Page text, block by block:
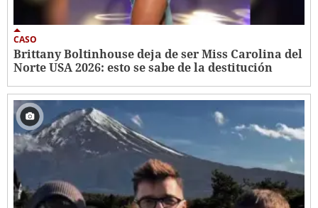
CASO
Brittany Boltinhouse deja de ser Miss Carolina del
Norte USA 2026: esto se sabe de la destitución